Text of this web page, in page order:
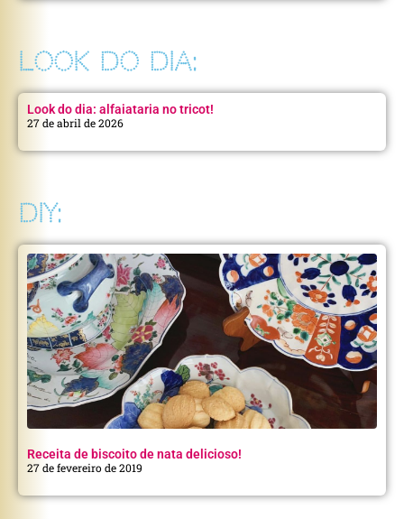
LOOK DO DIA:
Look do dia: alfaiataria no tricot!
27 de abril de 2026
DIY:
Receita de biscoito de nata delicioso!
27 de fevereiro de 2019